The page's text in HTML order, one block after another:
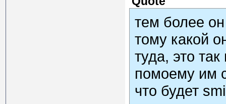
тем более
тому какой
туда, это
помоему им
что будет